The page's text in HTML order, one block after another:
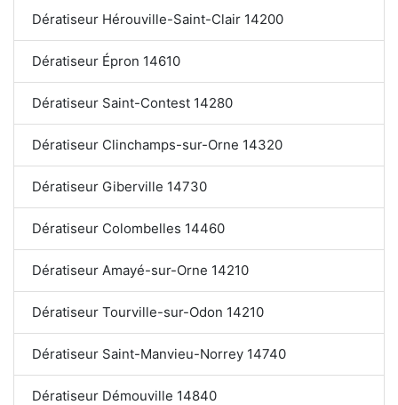
Dératiseur Hérouville-Saint-Clair 14200
Dératiseur Épron 14610
Dératiseur Saint-Contest 14280
Dératiseur Clinchamps-sur-Orne 14320
Dératiseur Giberville 14730
Dératiseur Colombelles 14460
Dératiseur Amayé-sur-Orne 14210
Dératiseur Tourville-sur-Odon 14210
Dératiseur Saint-Manvieu-Norrey 14740
Dératiseur Démouville 14840